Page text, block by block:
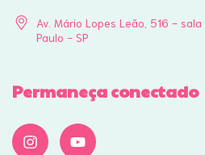
Av. Mário Lopes Leão, 516 -
Paulo - SP
Permaneça conectado